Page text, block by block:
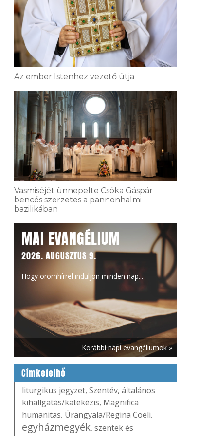
Az ember Istenhez vezető útja
Vasmiséjét ünnepelte Csóka Gáspár
bencés szerzetes a pannonhalmi
bazilikában
MAI EVANGÉLIUM
2026. AUGUSZTUS 9.
Hogy örömhírrel induljon minden nap...
Korábbi napi evangéliumok »
Címkefelhő
liturgikus jegyzet, Szentév, általános
kihallgatás/katekézis, Magnifica
humanitas, Úrangyala/Regina Coeli,
egyházmegyék, szentek és